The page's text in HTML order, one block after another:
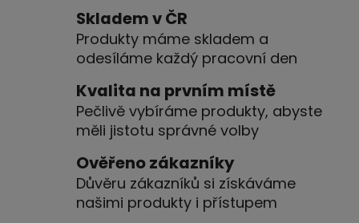
l
á
d
a
c
í
p
r
v
k
y
v
Skladem v ČR
Produkty máme skladem a
odesíláme každý pracovní den
Kvalita na prvním místě
Pečlivě vybíráme produkty, abyste
měli jistotu správné volby
Ověřeno zákazníky
Důvěru zákazníků si získáváme
našimi produkty i přístupem